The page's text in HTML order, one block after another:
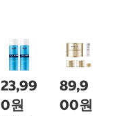
23,99
0원
89,9
00원